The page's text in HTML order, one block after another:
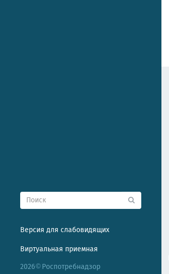
Версия для слабовидящих
Виртуальная приемная
2026©Роспотребнадзор